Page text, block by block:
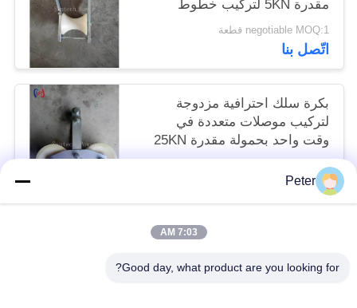
مقدرة 5KN لتركيب خطوط
الطاقة العلوية
negotiable MOQ:1 قطعة
اتّصل بنا
بكرة سلك احترافية مزدوجة
لتركيب موصلات متعددة في
وقت واحد بحمولة مقدرة 25KN
وبكرات مصممة بدقة
negotiable MOQ:1 قطعة
اتّصل بنا
Peter
7:03 AM
Good day, what product are you looking for?